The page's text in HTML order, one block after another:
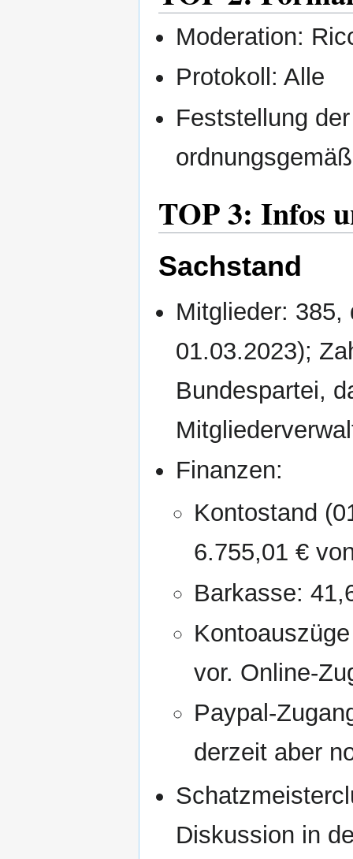
Moderation:
Protokoll: Alle
Feststellung
TOP 3: Infos
Sachstand
Mitglieder:
01.03.2023);
Bundespartei,
Finanzen:
Kontostand
6.755,01 €
Barkasse:
vor. Online-
Paypal-
derzeit aber
Diskussion in